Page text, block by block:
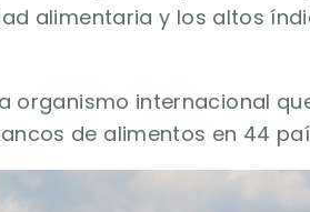
alimentaria y los altos
organismo internacional
de alimentos en 44